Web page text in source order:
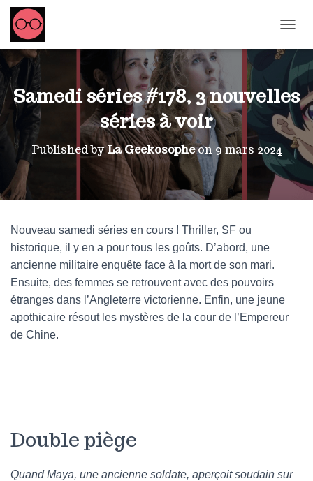
Samedi séries #178, 3 nouvelles
séries à voir
Published byLa Geekosopheon 9 mars 2024
Nouveau samedi séries en cours ! Thriller, SF ou
historique, il y en a pour tous les goûts. D’abord, une
ancienne militaire enquête face à la mort de son mari.
Ensuite, des femmes se retrouvent avec des pouvoirs
étranges dans l’Angleterre victorienne. Enfin, une jeune
apothicaire résout les mystères de la cour de l’Empereur
de Chine.
Double piège
Quand Maya, une ancienne soldate, aperçoit soudain sur